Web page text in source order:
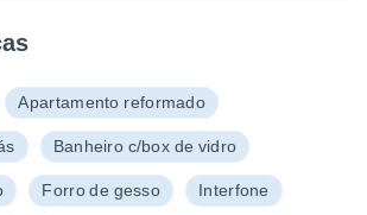
Apartamento reformado
Banheiro c/box de vidro
Forro de gesso Interfone